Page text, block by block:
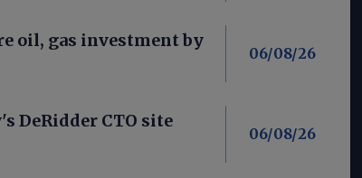
oil, gas investment by
06/08/26
DeRidder CTO site
06/08/26